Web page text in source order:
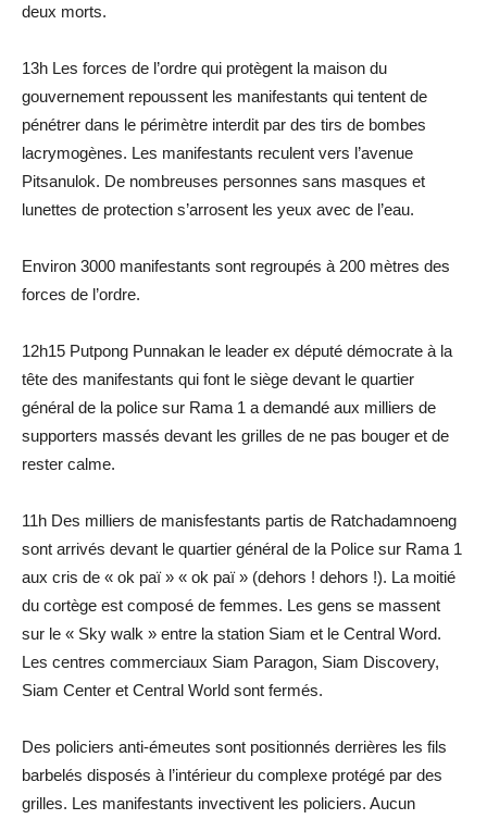
deux morts.
13h Les forces de l’ordre qui protègent la maison du
gouvernement repoussent les manifestants qui tentent de
pénétrer dans le périmètre interdit par des tirs de bombes
lacrymogènes. Les manifestants reculent vers l’avenue
Pitsanulok. De nombreuses personnes sans masques et
lunettes de protection s’arrosent les yeux avec de l’eau.
Environ 3000 manifestants sont regroupés à 200 mètres des
forces de l’ordre.
12h15 Putpong Punnakan le leader ex député démocrate à la
tête des manifestants qui font le siège devant le quartier
général de la police sur Rama 1 a demandé aux milliers de
supporters massés devant les grilles de ne pas bouger et de
rester calme.
11h Des milliers de manisfestants partis de Ratchadamnoeng
sont arrivés devant le quartier général de la Police sur Rama 1
aux cris de « ok paï » « ok paï » (dehors ! dehors !). La moitié
du cortège est composé de femmes. Les gens se massent
sur le « Sky walk » entre la station Siam et le Central Word.
Les centres commerciaux Siam Paragon, Siam Discovery,
Siam Center et Central World sont fermés.
Des policiers anti-émeutes sont positionnés derrières les fils
barbelés disposés à l’intérieur du complexe protégé par des
grilles. Les manifestants invectivent les policiers. Aucun